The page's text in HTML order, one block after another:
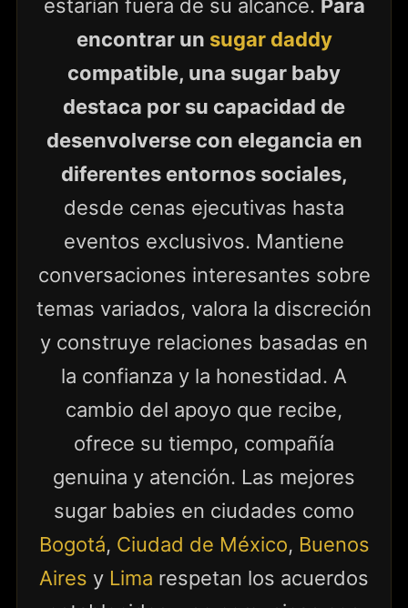
estarían fuera de su alcance. Para
encontrar un sugar daddy
compatible, una sugar baby
destaca por su capacidad de
desenvolverse con elegancia en
diferentes entornos sociales,
desde cenas ejecutivas hasta
eventos exclusivos. Mantiene
conversaciones interesantes sobre
temas variados, valora la discreción
y construye relaciones basadas en
la confianza y la honestidad. A
cambio del apoyo que recibe,
ofrece su tiempo, compañía
genuina y atención. Las mejores
sugar babies en ciudades como
Bogotá, Ciudad de México, Buenos
Aires y Lima respetan los acuerdos